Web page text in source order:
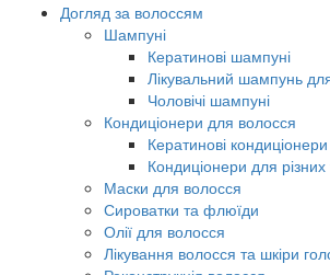
Догляд за волоссям
Шампуні
Кератинові шампуні
Лікувальний шампунь
Чоловічі шампуні
Кондиціонери для волосся
Кератинові кондиціонери
Кондиціонери для різних
Маски для волосся
Сироватки та флюїди
Олії для волосся
Лікування волосся та шкіри